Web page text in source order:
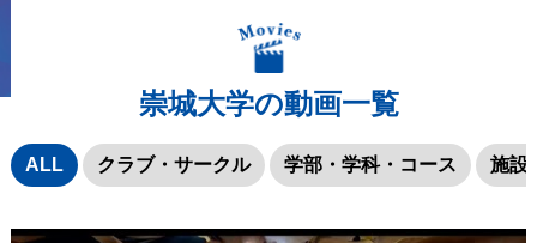
崇城大学の動画一覧
ALL クラブ・サークル 学部・学科・コース 施設